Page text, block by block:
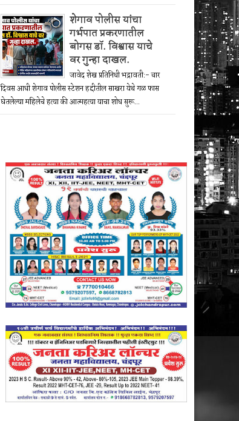
शेगाव पोलीस यांचा
गर्भपात प्रकरणातील
बोगस डॉ. विश्वास याचे
वर गुन्हा दाखल.
जावेद शेख प्रतिनिधी भद्रावती:- चार
दिवस आधी शेगाव पोलीस स्टेशन हद्दीतील साखरा येथे गळ फास
घेतलेल्या महिलेचे हत्या की आत्महत्या याचा शोध सुरू...